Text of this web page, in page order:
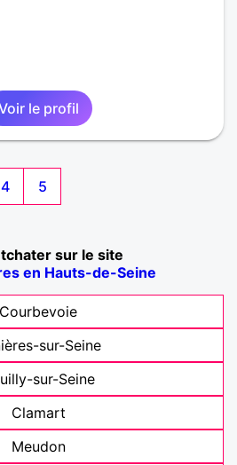
le profil
4 5
sur le site
en Hauts-de-Seine
Courbevoie
sur-Seine
sur-Seine
Clamart
Meudon